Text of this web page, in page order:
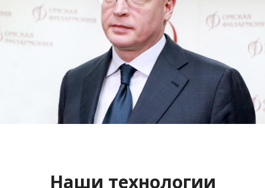
Сайт кандидата в губернаторы
Буркова Александра Леонидовича
Смотреть проект
Наши технологии